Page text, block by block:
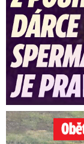
Oběť bouře v